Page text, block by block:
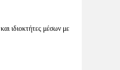
ιδιοκτήτες μέσων με